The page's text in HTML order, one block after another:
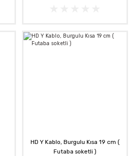
HD Y Kablo, Burgulu Kısa 19 cm (
Futaba soketli )